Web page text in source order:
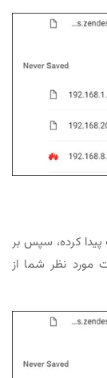
کرده، سپس بر
مورد نظر شما از